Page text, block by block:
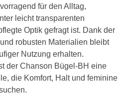
für den Alltag,
leicht transparenten
Optik gefragt ist. Dank der
robusten Materialien bleibt
Nutzung erhalten.
der Chanson Bügel-BH eine
die Komfort, Halt und feminine